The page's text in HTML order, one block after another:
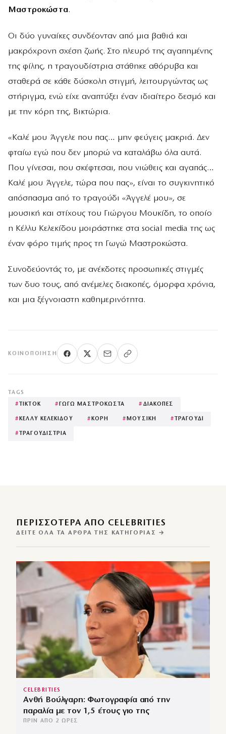
Μαστροκώστα.
Οι δύο γυναίκες συνδέονταν από μια βαθιά και
μακρόχρονη σχέση ζωής. Στο πλευρό της αγαπημένης
της φίλης, η τραγουδίστρια στάθηκε αθόρυβα και
σταθερά σε κάθε δύσκολη στιγμή, λειτουργώντας ως
στήριγμα, ενώ είχε αναπτύξει έναν ιδιαίτερο δεσμό και
με την κόρη της, Βικτώρια.
«Καλέ μου Άγγελε που πας… μην φεύγεις μακριά. Δεν
φταίω εγώ που δεν μπορώ να καταλάβω όλα αυτά.
Που γίνεσαι, που σκέφτεσαι, που νιώθεις και αγαπάς…
Καλέ μου Άγγελε, τώρα που πας», είναι το συγκινητικό
απόσπασμα από το τραγούδι «Άγγελέ μου», σε
μουσική και στίχους του Γιώργου Μουκίδη, το οποίο
η Κέλλυ Κελεκίδου μοιράστηκε στα social media της ως
έναν φόρο τιμής προς τη Γωγώ Μαστροκώστα.
Συνοδεύοντάς το, με ανέκδοτες προσωπικές στιγμές
των δυο τους, από ανέμελες διακοπές, όμορφα χρόνια,
και μια ξέγνοιαστη καθημερινότητα.
ΚΟΙΝΟΠΟΊΗΣΗ
TAGS
# TIKTOK # ΓΩΓΩ ΜΑΣΤΡΟΚΩΣΤΑ # ΔΙΑΚΟΠΕΣ
# ΚΕΛΛΥ ΚΕΛΕΚΙΔΟΥ # ΚΟΡΗ # ΜΟΥΣΙΚΗ # ΤΡΑΓΟΥΔΙ
# ΤΡΑΓΟΥΔΙΣΤΡΙΑ
ΠΕΡΙΣΣΌΤΕΡΑ ΑΠΌ CELEBRITIES
ΔΕΊΤΕ ΌΛΑ ΤΑ ΆΡΘΡΑ ΤΗΣ ΚΑΤΗΓΟΡΊΑΣ →
CELEBRITIES
Ανθή Βούλγαρη: Φωτογραφία από την
παραλία με τον 1,5 έτους γιο της
ΠΡΙΝ ΑΠΌ 2 ΏΡΕΣ